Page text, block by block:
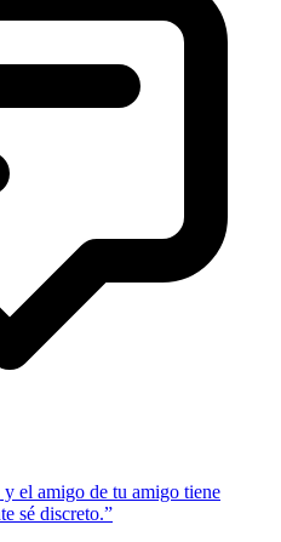
el amigo de tu amigo tiene
sé discreto.”